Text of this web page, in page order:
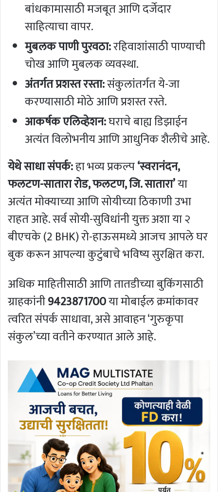
बांधकामासाठी मजबूत आणि दर्जेदार
साहित्याचा वापर.
मुबलक पाणी पुरवठा:रहिवाशांसाठी पाण्याची
चोख आणि मुबलक व्यवस्था.
अंतर्गत प्रशस्त रस्ता:संकुलांतर्गत ये-जा
करण्यासाठी मोठे आणि प्रशस्त रस्ते.
आकर्षक एलिव्हेशन:घराचे बाह्य डिझाईन
अत्यंत विलोभनीय आणि आधुनिक शैलीचे आहे.
येथे साधा संपर्क:हा भव्य प्रकल्प‘स्वरानंदन,
फलटण-सातारा रोड, फलटण, जि. सातारा’या
अत्यंत मोक्याच्या आणि सोयीच्या ठिकाणी उभा
राहत आहे. सर्व सोयी-सुविधांनी युक्त अशा या २
बीएचके (2 BHK) रो-हाऊसमध्ये आजच आपले घर
बुक करून आपल्या कुटुंबाचे भविष्य सुरक्षित करा.
अधिक माहितीसाठी आणि तातडीच्या बुकिंगसाठी
ग्राहकांनी9423871700या मोबाईल क्रमांकावर
त्वरित संपर्क साधावा, असे आवाहन ‘गुरुकृपा
संकुल’च्या वतीने करण्यात आले आहे.